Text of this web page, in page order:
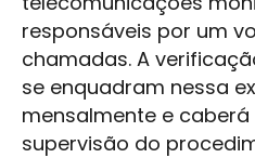
responsáveis por um
chamadas. A
se enquadram nessa
mensalmente e caberá
supervisão do